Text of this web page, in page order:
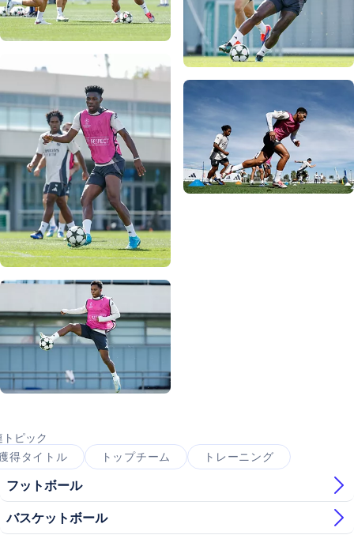
トピック
得タイトル
トップチーム トレーニング
フットボール
バスケットボール